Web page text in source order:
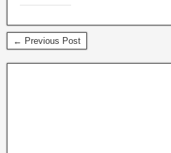
← Previous Post